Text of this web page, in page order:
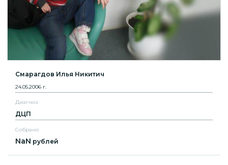
Смарагдов Илья Никитич
24.05.2006 г.
Диагноз
ДЦП
Собрано
NaN рублей